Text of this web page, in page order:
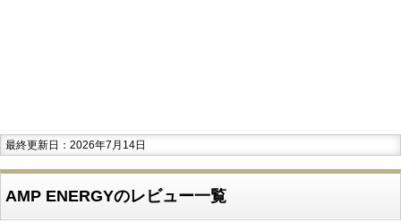
最終更新日：2026年7月14日
AMP ENERGYのレビュー一覧